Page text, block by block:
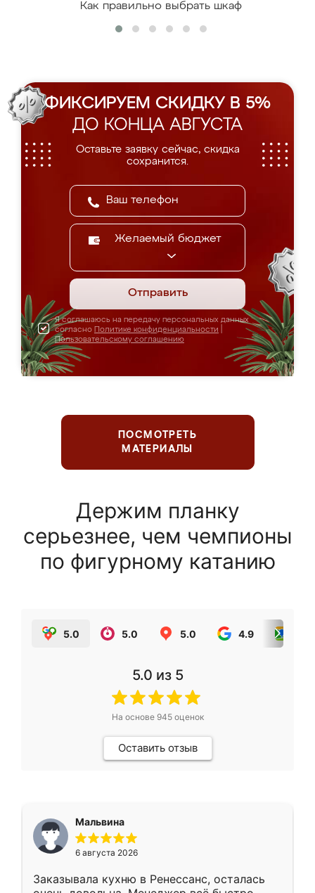
Как правильно выбрать шкаф
ФИКСИРУЕМ СКИДКУ В 5%
ДО КОНЦА АВГУСТА
Оставьте заявку сейчас, скидка
сохранится.
Желаемый бюджет
Отправить
Я соглашаюсь на передачу персональных данных
согласно Политике конфиденциальности
Пользовательскому соглашению
ПОСМОТРЕТЬ
МАТЕРИАЛЫ
Держим планку
серьезнее, чем чемпионы
по фигурному катанию
5.0 5.0 5.0 4.9
5.0 из 5
На основе 945оценок
Оставить отзыв
Мальвина
6 августа 2026
Заказывала кухню в Ренессанс, осталась